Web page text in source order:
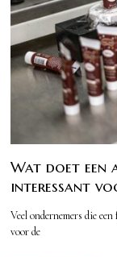
Wat doet een
interessant
Veel ondernemers die
voor de